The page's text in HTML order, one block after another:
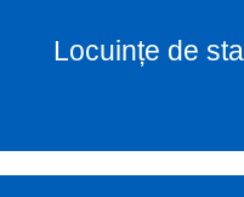
Locuințe de